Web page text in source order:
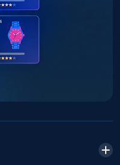
by shop url